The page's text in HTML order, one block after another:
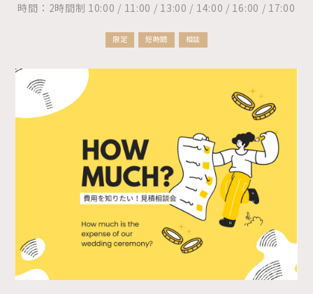
時間：2時間制 10:00 / 11:00 / 13:00 / 14:00 / 16:00 / 17:00
限定 短時間 相談